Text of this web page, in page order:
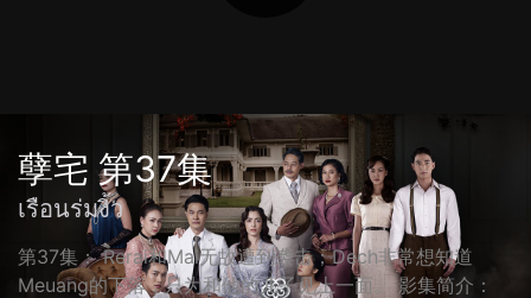
孽宅 第37集
เรือนร่มงิ้ว
第37集： Rerai和Mai无故遭到袭击；Dech非常想知道
Meuang的下落，只为和他的儿子见上一面。 影集简介：